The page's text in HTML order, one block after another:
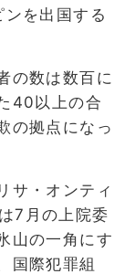
を出国する
の数は数百に
40以上の合
の拠点になっ
サ・オンティ
7月の上院委
山の一角にす
国際犯罪組